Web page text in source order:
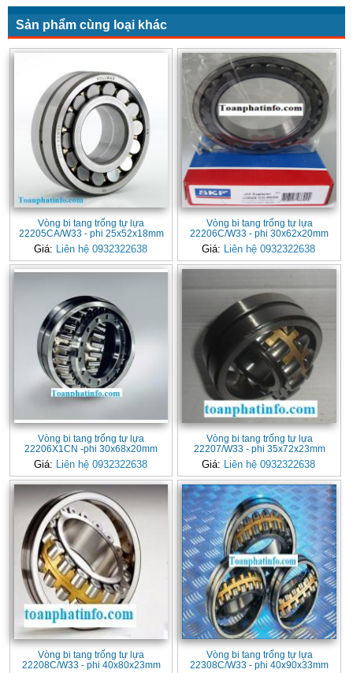
Sản phẩm cùng loại khác
Vòng bi tang trống tự lựa
22205CA/W33 - phi 25x52x18mm
Giá: Liên hệ 0932322638
Vòng bi tang trống tự lựa
22206C/W33 - phi 30x62x20mm
Giá: Liên hệ 0932322638
Vòng bi tang trống tự lựa
22206X1CN -phi 30x68x20mm
Giá: Liên hệ 0932322638
Vòng bi tang trống tự lựa
22207/W33 - phi 35x72x23mm
Giá: Liên hệ 0932322638
Vòng bi tang trống tự lựa
22208C/W33 - phi 40x80x23mm
Vòng bi tang trống tự lựa
22308C/W33 - phi 40x90x33mm